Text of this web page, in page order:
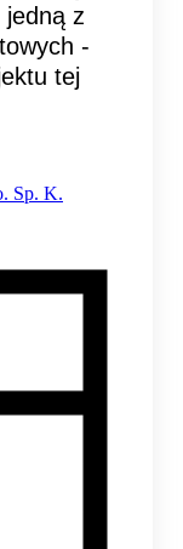
jedną z
-
tej
Sp. K.